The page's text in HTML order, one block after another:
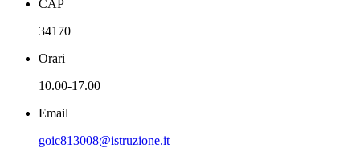
CAP
34170
Orari
10.00-17.00
Email
goic813008@istruzione.it